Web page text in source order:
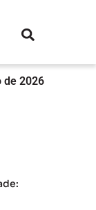
n
g
a
m
de 2026